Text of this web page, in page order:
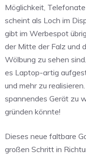
Möglichkeit,
scheint als Loch im
gibt im Werbespot
der Mitte der Falz und
Wölbung zu sehen
es Laptop-artig
und mehr zu
spannendes Gerät zu
gründen könnte!
Dieses neue faltbare
großen Schritt in